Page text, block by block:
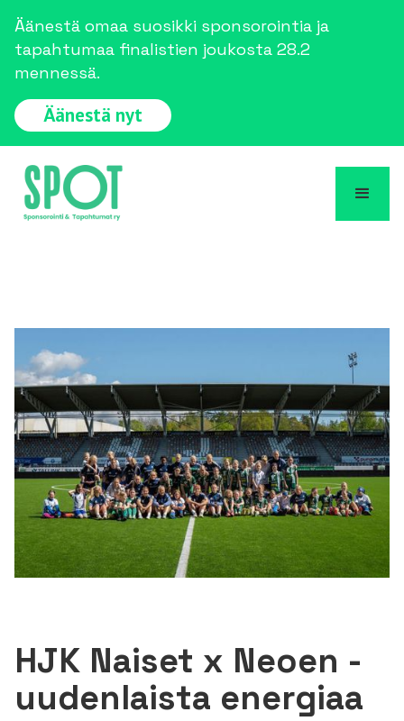
Äänestä omaa suosikki sponsorointia ja
tapahtumaa finalistien joukosta 28.2
mennessä.
Äänestä nyt
HJK Naiset x Neoen -
uudenlaista energiaa